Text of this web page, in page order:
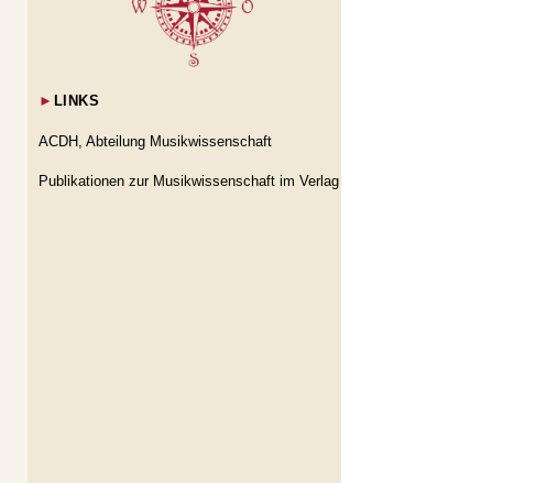
► LINKS
ACDH, Abteilung Musikwissenschaft
Publikationen zur Musikwissenschaft im Verlag